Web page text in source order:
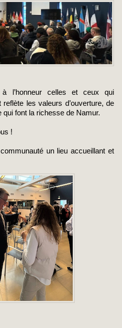
l’honneur celles et ceux qui
les valeurs d’ouverture, de
font la richesse de Namur.
!
un lieu accueillant et